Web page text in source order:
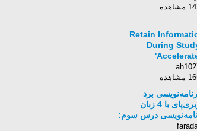
Retain
During
Learning' | A
Study Tool!
Aid
برد
رزبری‌پای با 4 زبان
برنامه‌نویسی‎ درس سوم:
زبان